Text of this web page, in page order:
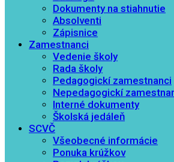
Dokumenty na stiahnutie
Absolventi
Zápisnice
Zamestnanci
Vedenie školy
Rada školy
Pedagogickí zamestnanci
Nepedagogickí
Interné dokumenty
Školská jedáleň
SCVČ
Všeobecné informácie
Ponuka krúžkov